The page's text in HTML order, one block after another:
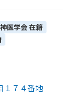
管外科・​小児外
・病理診断・​歯
・​腎臓内科・外
ション・​その
・​形成外科・​救
医学会在籍
１７４番地